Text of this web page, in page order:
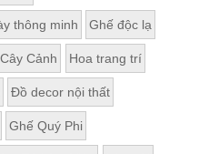
thông minh Ghế độc lạ
Cây Cảnh Hoa trang trí
Đồ decor nội thất
Ghế Quý Phi